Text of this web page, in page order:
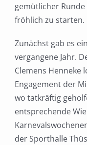
gemütlicher
fröhlich zu starten.
Zunächst gab es
vergangene Jahr.
Clemens Henneke
Engagement der
wo tatkräftig
entsprechende
der Sporthalle